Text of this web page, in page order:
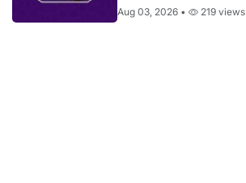
Aug 03, 2026 • 219 views